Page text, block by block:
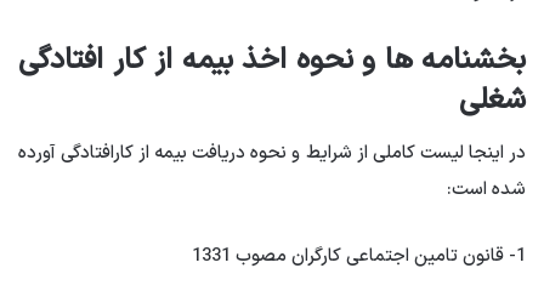
بخشنامه ها و نحوه اخذ بیمه از کار افتادگی
شغلی
در اینجا لیست کاملی از شرایط و نحوه دریافت بیمه از کارافتادگی آورده
شده است:
1- قانون تامین اجتماعی کارگران مصوب 1331